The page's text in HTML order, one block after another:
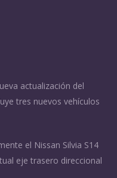
actualización del
tres nuevos vehículos
el Nissan Silvia S14
eje trasero direccional